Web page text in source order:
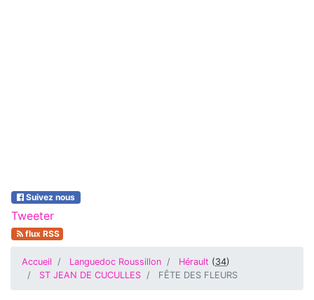
Suivez nous
Tweeter
flux RSS
Accueil Languedoc Roussillon Hérault (34)
ST JEAN DE CUCULLES
FÊTE DES FLEURS